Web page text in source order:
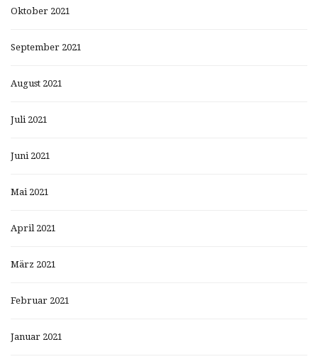
Oktober 2021
September 2021
August 2021
Juli 2021
Juni 2021
Mai 2021
April 2021
März 2021
Februar 2021
Januar 2021